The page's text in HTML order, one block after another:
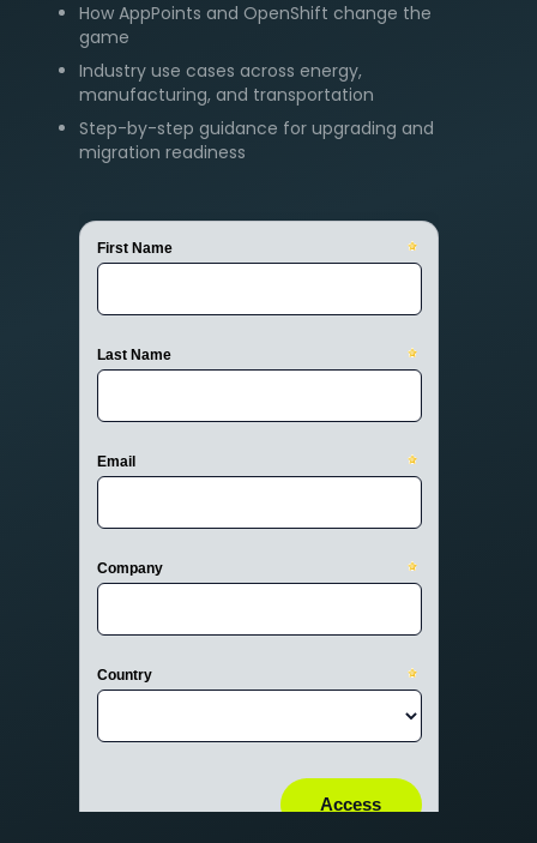
How AppPoints and OpenShift change the
game
Industry use cases across energy,
manufacturing, and transportation
Step-by-step guidance for upgrading and
migration readiness